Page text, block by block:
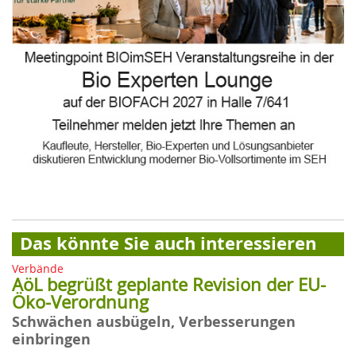
Das könnte Sie auch interessieren
Verbände
AöL begrüßt geplante Revision der EU-
Öko-Verordnung
Schwächen ausbügeln, Verbesserungen
einbringen